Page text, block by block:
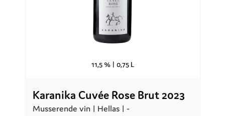
11,5 % | 0,75 L
Karanika Cuvée Rose Brut 2023
Musserende vin | Hellas| -